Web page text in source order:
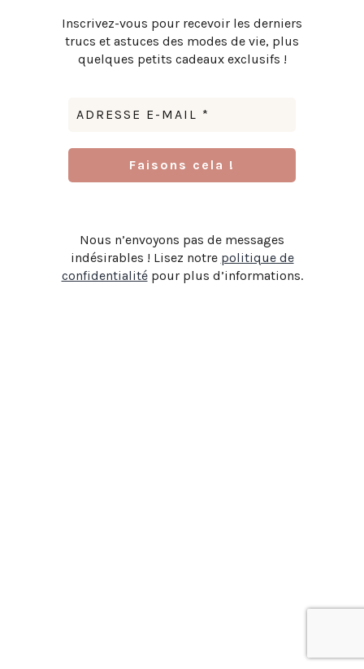
Inscrivez-vous pour recevoir les derniers
trucs et astuces des modes de vie, plus
quelques petits cadeaux exclusifs !
Nous n’envoyons pas de messages
indésirables ! Lisez notre politique de
confidentialitépour plus d’informations.